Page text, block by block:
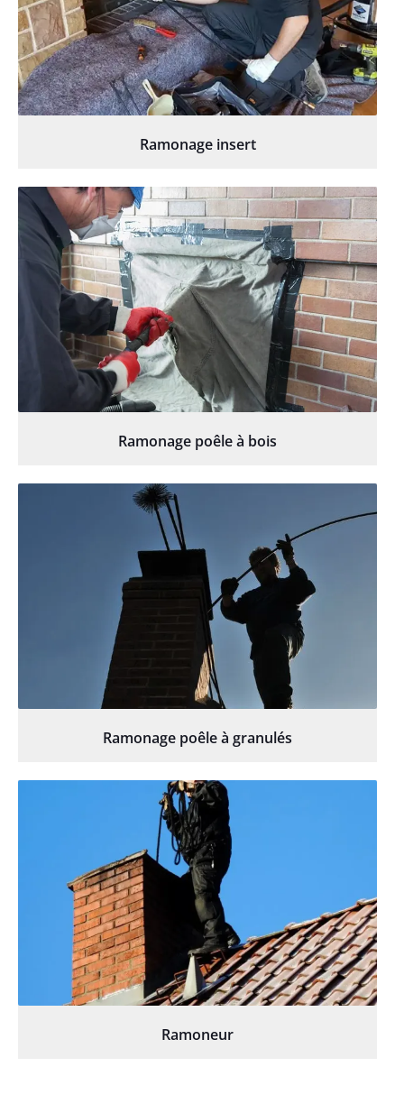
Ramonage insert
Ramonage poêle à bois
Ramonage poêle à granulés
Ramoneur